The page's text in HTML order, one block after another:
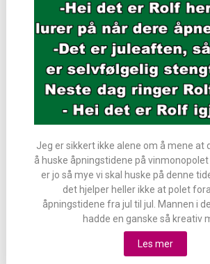
Jeg er sikkert ikke alene om å mene at
å huske åpningstidene på
er jo så mye vi skal huske på denne
det hjelper heller ikke at polet
åpningstidene fra jul til jul. Mannen i
hadde en ganske så kreativ
Les mer